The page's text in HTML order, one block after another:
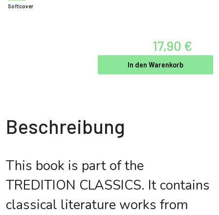
Softcover
17,90 €
In den Warenkorb
Beschreibung
This book is part of the
TREDITION CLASSICS. It contains
classical literature works from